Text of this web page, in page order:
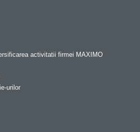
activitatii firmei MAXIMO
urilor